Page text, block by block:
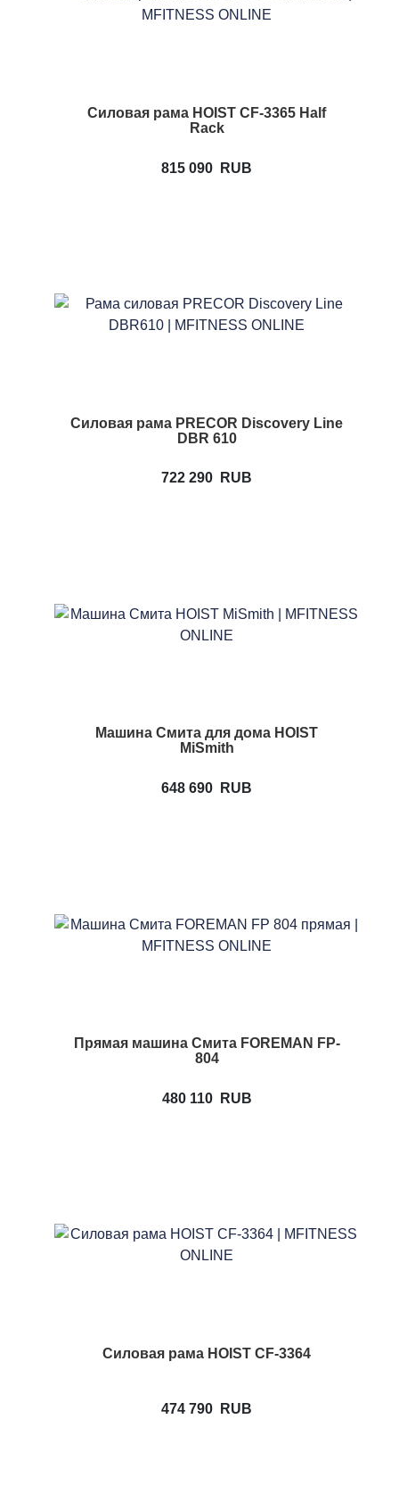
Силовая рама HOIST CF-3365 Half
Rack
815 090 RUB
Силовая рама PRECOR Discovery Line
DBR 610
722 290 RUB
Машина Смита для дома HOIST
MiSmith
648 690 RUB
Прямая машина Смита FOREMAN FP-
804
480 110 RUB
Силовая рама HOIST CF-3364
474 790 RUB